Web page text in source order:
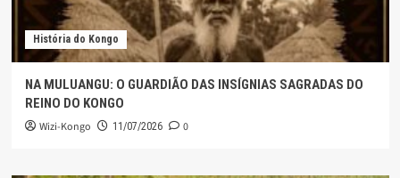
História do Kongo
NA MULUANGU: O GUARDIÃO DAS INSÍGNIAS SAGRADAS DO
REINO DO KONGO
Wizi-Kongo 11/07/2026 0